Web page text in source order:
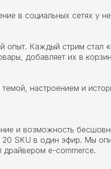
в социальных сетях у
опыт. Каждый стрим стал
добавляет их в
настроением и
и возможность
20 SKU в один эфир. Мы
драйвером e-commerce.